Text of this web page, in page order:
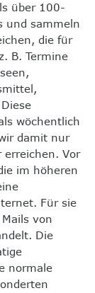
über 100-
und sammeln
die für
B. Termine
wöchentlich
damit nur
erreichen. Vor
im höheren
Für sie
von
Die
normale